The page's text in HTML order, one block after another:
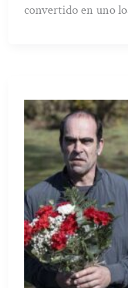
convertido en uno